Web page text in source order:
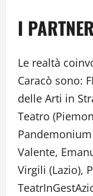
I PARTNER
Le realtà
Caracò sono:
delle Arti in
Teatro
Valente,
Virgili (Lazio),